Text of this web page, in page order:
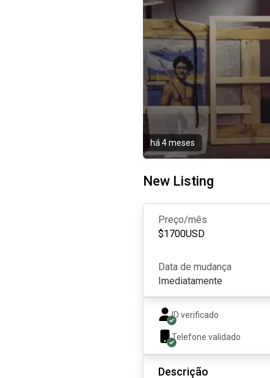
há 4 meses
New Listing
Preço/mês
$1700USD
Data de mudança
Imediatamente
ID verificado
Telefone validado
Descrição